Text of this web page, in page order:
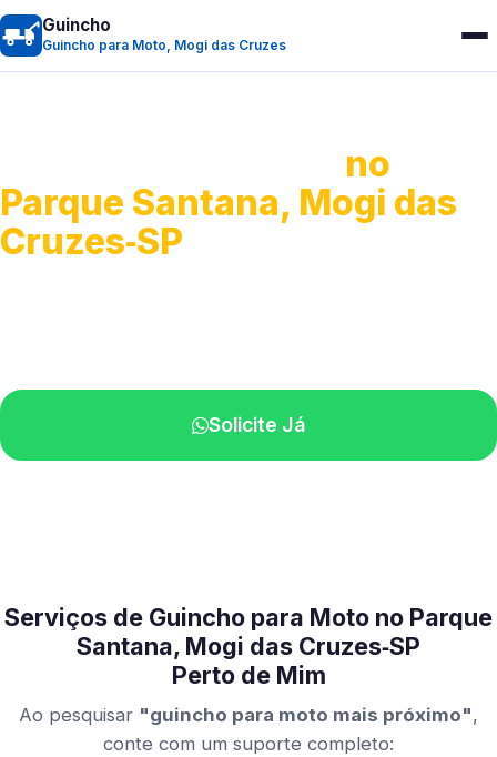
Guincho
Guincho para Moto, Mogi das Cruzes
no
Parque Santana, Mogi das
Cruzes‑SP
Solicite Já
Serviços de Guincho para Moto no Parque
Santana, Mogi das Cruzes‑SP
Perto de Mim
Ao pesquisar "guincho para moto mais próximo",
conte com um suporte completo: